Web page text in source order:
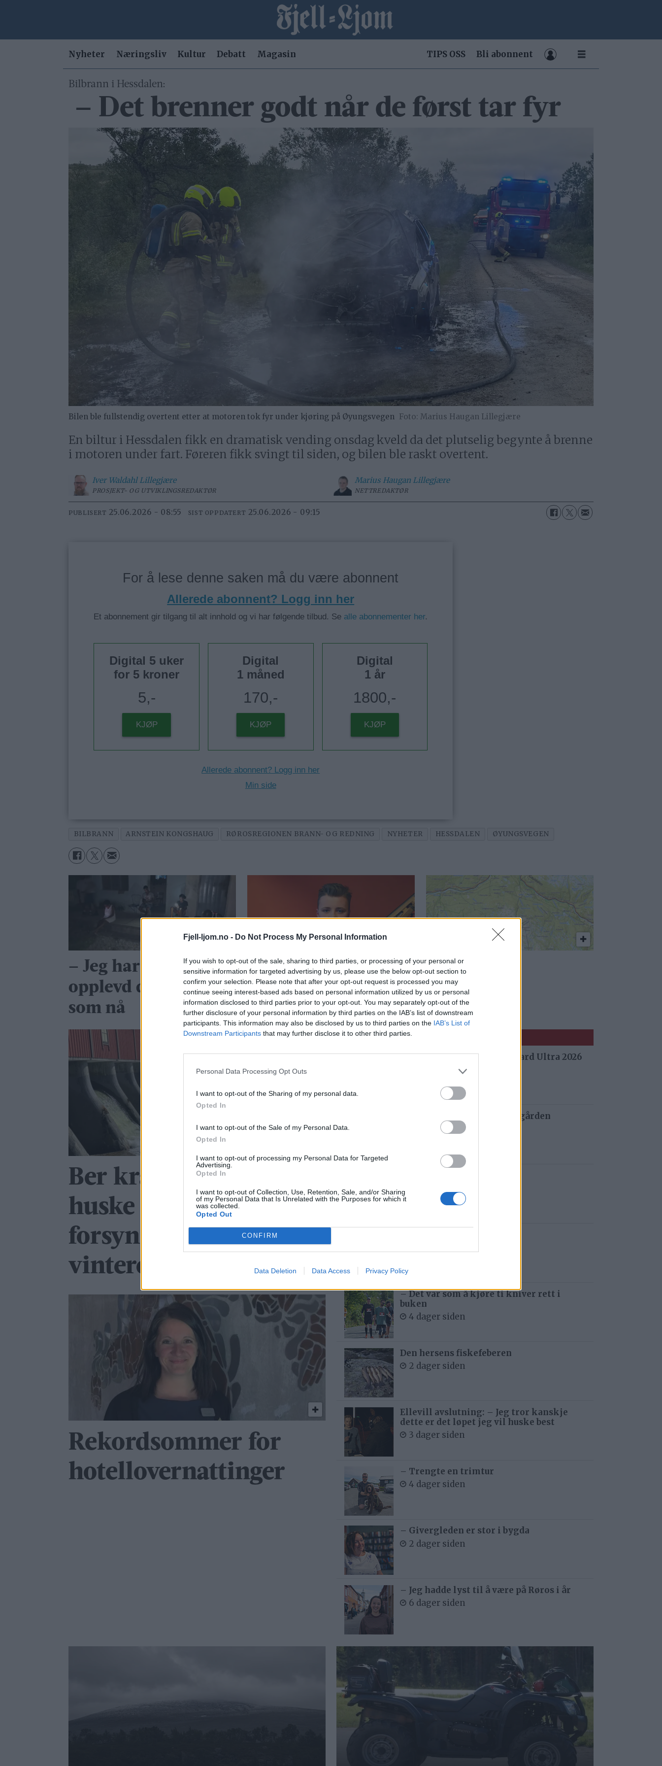
Fjell-ljom.no - Do Not Process My Personal Information
If you wish to opt-out of the sale, sharing to third parties, or processing of your personal or
sensitive information for targeted advertising by us, please use the below opt-out section to
confirm your selection. Please note that after your opt-out request is processed you may
continue seeing interest-based ads based on personal information utilized by us or personal
information disclosed to third parties prior to your opt-out. You may separately opt-out of the
further disclosure of your personal information by third parties on the IAB’s list of downstream
participants. This information may also be disclosed by us to third parties on the IAB’s List of
Downstream Participants that may further disclose it to other third parties.
Personal Data Processing Opt Outs
I want to opt-out of the Sharing of my personal data.
Opted In
I want to opt-out of the Sale of my Personal Data.
Opted In
I want to opt-out of processing my Personal Data for Targeted
Advertising.
Opted In
I want to opt-out of Collection, Use, Retention, Sale, and/or Sharing
of my Personal Data that Is Unrelated with the Purposes for which it
was collected.
Opted Out
CONFIRM
Data Deletion Data Access Privacy Policy
Nyheter Næringsliv Kultur Debatt Magasin TIPS OSS Bli abonnent
Bilbrann i Hessdalen:
– Det brenner godt når de først tar fyr
Bilen ble fullstendig overtent etter at motoren tok fyr under kjøring på Øyungsvegen Marius Haugan Lillegjære
En biltur i Hessdalen fikk en dramatisk vending onsdag kveld da det plutselig begynte å brenne
i motoren under fart. Føreren fikk svingt til siden, og bilen ble raskt overtent.
Iver Waldahl Lillegjære
PROSJEKT- OG UTVIKLINGSREDAKTØR
Marius Haugan Lillegjære
NETTREDAKTØR
PUBLISERT 25.06.2026 - 08:55 SIST OPPDATERT 25.06.2026 - 09:15
For å lese denne saken må du være abonnent
Allerede abonnent? Logg inn her
Et abonnement gir tilgang til alt innhold og vi har følgende tilbud. Se alle abonnementer her.
Digital 5 uker
for 5 kroner
5,-
KJØP
Digital
1 måned
170,-
KJØP
Digital
1 år
1800,-
KJØP
Allerede abonnent? Logg inn her
Min side
BILBRANN ARNSTEIN KONGSHAUG RØROSREGIONEN BRANN- OG REDNING NYHETER HESSDALEN ØYUNGSVEGEN
– Jeg har aldri
opplevd det så ille
som nå
Var millimeter unna
annenplass
Bjørn felt i
Gauldalen
Ber kraftselskapene
huske
forsyningssikkerhet til
vinteren
Rekordsommer for
hotellovernattinger
Mest lest siste uke:
Se opptak fra Stuggu Backyard Ultra 2026
5 dager siden
Med spett og tau redder de gården
4 dager siden
– Det var som å kjøre ti kniver rett i
buken
4 dager siden
Den hersens fiskefeberen
2 dager siden
Ellevill avslutning: – Jeg tror kanskje
dette er det løpet jeg vil huske best
3 dager siden
– Trengte en trimtur
4 dager siden
– Givergleden er stor i bygda
2 dager siden
– Jeg hadde lyst til å være på Røros i år
6 dager siden